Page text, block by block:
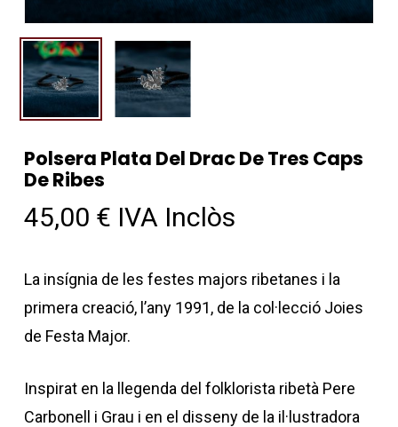
Polsera Plata Del Drac De Tres Caps
De Ribes
45,00 € IVA Inclòs
La insígnia de les festes majors ribetanes i la
primera creació, l’any 1991, de la col·lecció Joies
de Festa Major.
Inspirat en la llegenda del folklorista ribetà Pere
Carbonell i Grau i en el disseny de la il·lustradora